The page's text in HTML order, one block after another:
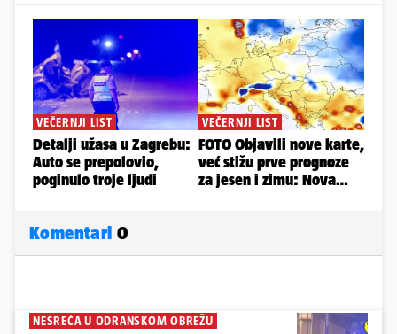
Komentari 0
NESREĆA U ODRANSKOM OBREŽU